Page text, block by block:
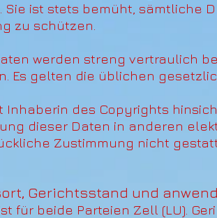
Sie ist stets bemüht, sämtliche
zu schützen.
werden streng vertraulich
Es gelten die üblichen
Inhaberin des Copyrights
dieser Daten in anderen
Zustimmung nicht
Gerichtsstand und
für beide Parteien Zell (LU).